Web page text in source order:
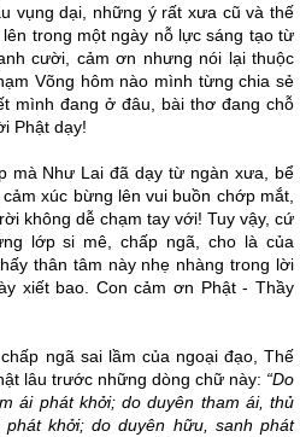
vụng dại, những ý rất xưa cũ và thế
trong một ngày nỗ lực sáng tạo từ
cười, cảm ơn nhưng nói lại thuộc
Võng hôm nào mình từng chia sẻ
mình đang ở đâu, bài thơ đang chỗ
Phật dạy!
mà Như Lai đã dạy từ ngàn xưa, bể
xúc bừng lên vui buồn chớp mắt,
không dễ chạm tay với! Tuy vậy, cứ
lớp si mê, chấp ngã, cho là của
thân tâm này nhẹ nhàng trong lời
xiết bao. Con cảm ơn Phật - Thầy
ngã sai lầm của ngoại đạo, Thế
lâu trước những dòng chữ này: “Do
ái phát khởi; do duyên tham ái, thủ
khởi; do duyên hữu, sanh phát